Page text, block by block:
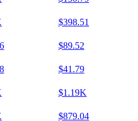
$398.51
$89.52
$41.79
$1.19K
$879.04